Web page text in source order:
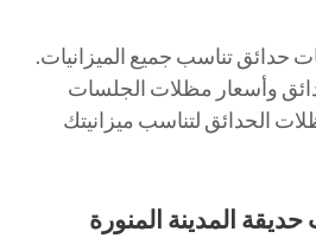
حدائق تناسب جميع الميزانيات.
وأسعار مظلات الجلسات
الحدائق لتناسب ميزانيتك
المدينة المنورة